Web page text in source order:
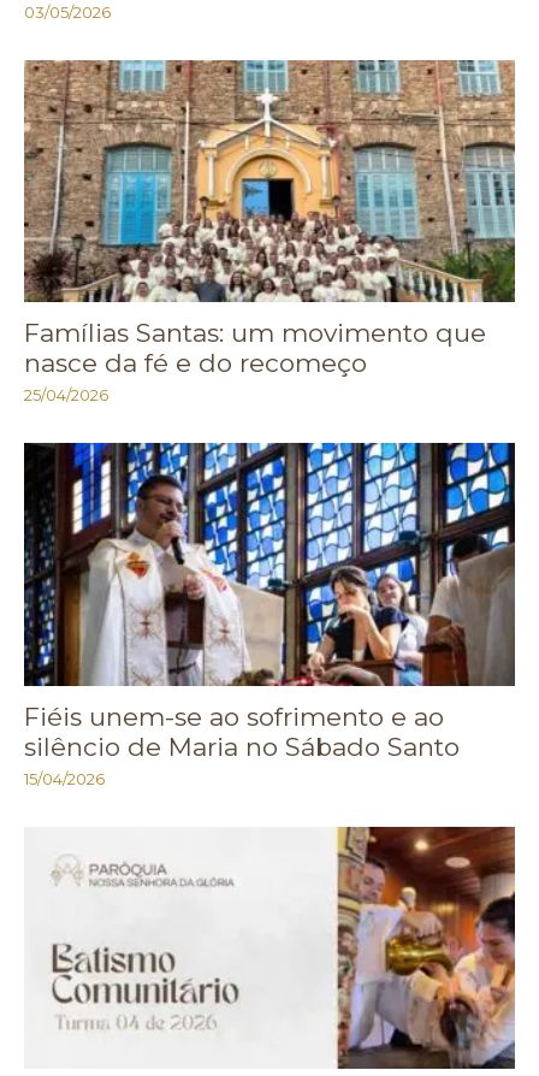
03/05/2026
Famílias Santas: um movimento que
nasce da fé e do recomeço
25/04/2026
Fiéis unem-se ao sofrimento e ao
silêncio de Maria no Sábado Santo
15/04/2026